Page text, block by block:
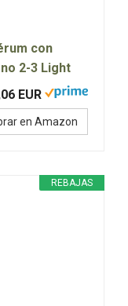
con
2-3 Light
EUR
en Amazon
REBAJAS